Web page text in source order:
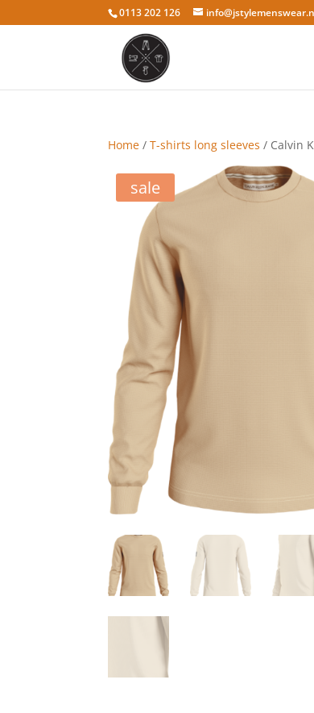
0113 202 126
Home /T-shirts long sleeves / Calvin
sale